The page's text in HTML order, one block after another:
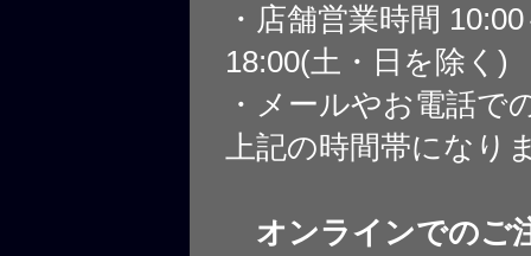
・店舗営業時間
18:00(土・日を除く)
・メールやお電話で
上記の時間帯になり
オンラインでのご